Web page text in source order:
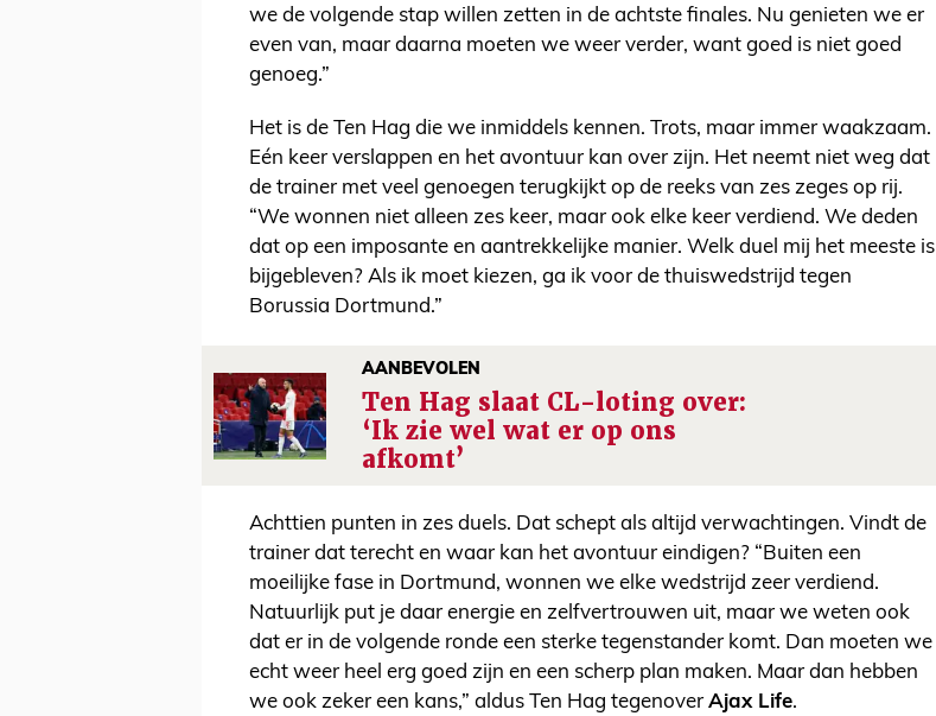
we de volgende stap willen zetten in de achtste finales. Nu genieten we er
even van, maar daarna moeten we weer verder, want goed is niet goed
genoeg.”
Het is de Ten Hag die we inmiddels kennen. Trots, maar immer waakzaam.
Eén keer verslappen en het avontuur kan over zijn. Het neemt niet weg dat
de trainer met veel genoegen terugkijkt op de reeks van zes zeges op rij.
“We wonnen niet alleen zes keer, maar ook elke keer verdiend. We deden
dat op een imposante en aantrekkelijke manier. Welk duel mij het meeste is
bijgebleven? Als ik moet kiezen, ga ik voor de thuiswedstrijd tegen
Borussia Dortmund.”
AANBEVOLEN
Ten Hag slaat CL-loting over:
‘Ik zie wel wat er op ons
afkomt’
Achttien punten in zes duels. Dat schept als altijd verwachtingen. Vindt de
trainer dat terecht en waar kan het avontuur eindigen? “Buiten een
moeilijke fase in Dortmund, wonnen we elke wedstrijd zeer verdiend.
Natuurlijk put je daar energie en zelfvertrouwen uit, maar we weten ook
dat er in de volgende ronde een sterke tegenstander komt. Dan moeten we
echt weer heel erg goed zijn en een scherp plan maken. Maar dan hebben
we ook zeker een kans,” aldus Ten Hag tegenover Ajax Life.